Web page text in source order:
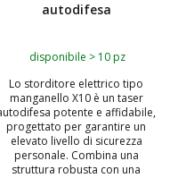
autodifesa
disponibile > 10 pz
Lo storditore elettrico tipo
manganello X10 è un taser
potente e affidabile,
progettato per garantire un
elevato livello di sicurezza
personale. Combina una
struttura robusta con una